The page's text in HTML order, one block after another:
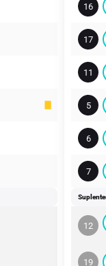
16
17
11
5
6
7
12
19